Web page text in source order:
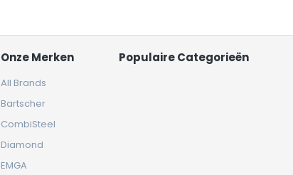
Onze Merken
All Brands
Bartscher
CombiSteel
Diamond
EMGA
Populaire Categorieën